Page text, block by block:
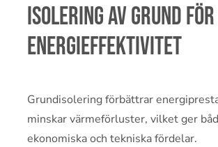
Isolering av grund för
energieffektivitet
Grundisolering förbättrar
minskar värmeförluster, vilket ger
ekonomiska och tekniska fördelar.